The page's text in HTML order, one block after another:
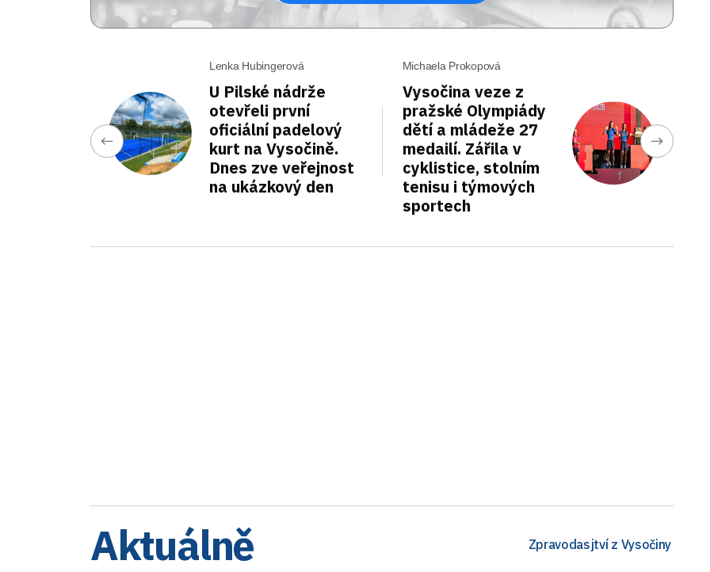
Lenka Hubingerová
U Pilské nádrže
otevřeli první
oficiální padelový
kurt na Vysočině.
Dnes zve veřejnost
na ukázkový den
Michaela Prokopová
Vysočina veze z
pražské Olympiády
dětí a mládeže 27
medailí. Zářila v
cyklistice, stolním
tenisu i týmových
sportech
Aktuálně Zpravodasjtví z Vysočiny